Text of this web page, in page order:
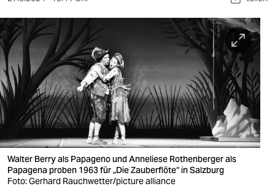
berlin
nord
wahrheit
verlag
veranstaltungen
shop
Walter Berry als Papageno und Anneliese Rothenberger als
Papagena proben 1963 für „Die Zauberflöte“ in Salzburg
Foto: Gerhard Rauchwetter/picture alliance